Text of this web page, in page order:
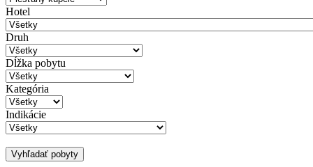
Hotel
Druh
Dĺžka pobytu
Kategória
Indikácie
Vyhľadať pobyty